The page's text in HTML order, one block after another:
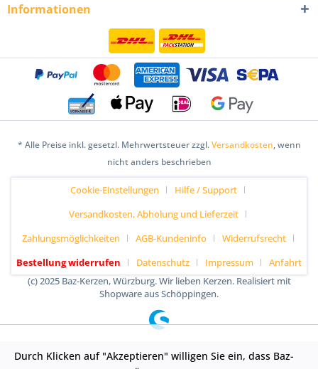
Informationen
* Alle Preise inkl. gesetzl. Mehrwertsteuer zzgl.Versandkosten, wenn
nicht anders beschrieben
Cookie-Einstellungen
Hilfe / Support
Versandkosten, Abholung und Lieferzeit
Zahlungsmöglichkeiten
AGB-Kundeninfo
Widerrufsrecht
Bestellung widerrufen
Datenschutz Impressum
Anfahrt
(c) 2025 Baz-Kerzen, Würzburg. Wir lieben Kerzen. Realisiert mit
Shopware aus Schöppingen.
Durch Klicken auf "Akzeptieren" willigen Sie ein, dass Baz-